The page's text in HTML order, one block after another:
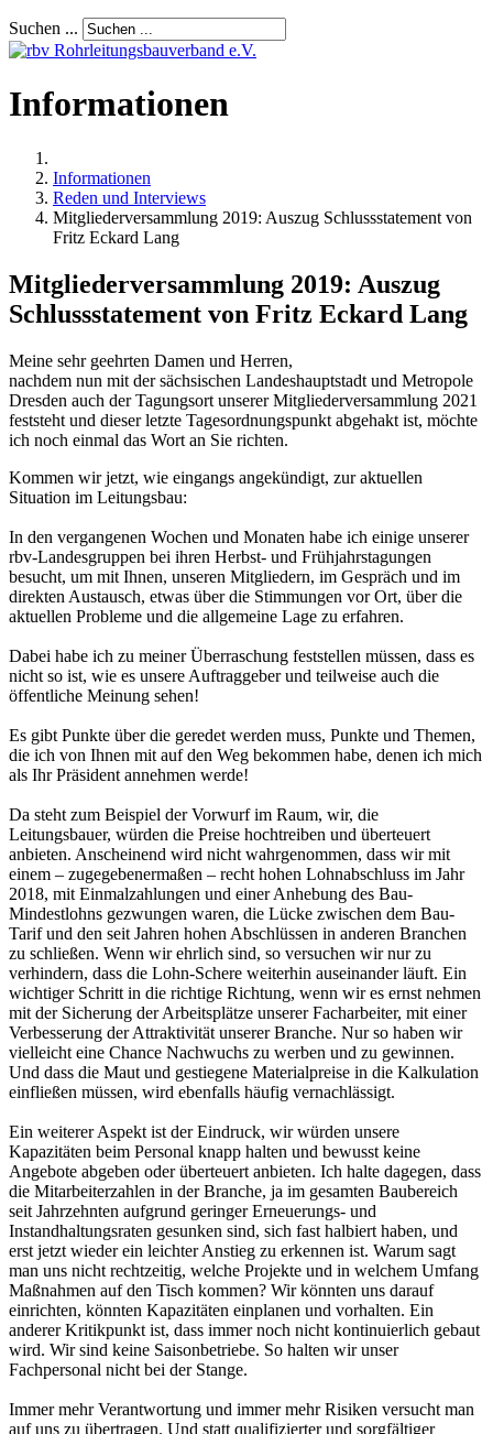
Suchen ...
Informationen
Informationen
Reden und Interviews
Mitgliederversammlung 2019: Auszug Schlussstatement von
Fritz Eckard Lang
Mitgliederversammlung 2019: Auszug
Schlussstatement von Fritz Eckard Lang
Meine sehr geehrten Damen und Herren,
nachdem nun mit der sächsischen Landeshauptstadt und Metropole
Dresden auch der Tagungsort unserer Mitgliederversammlung 2021
feststeht und dieser letzte Tagesordnungspunkt abgehakt ist, möchte
ich noch einmal das Wort an Sie richten.
Kommen wir jetzt, wie eingangs angekündigt, zur aktuellen
Situation im Leitungsbau:
In den vergangenen Wochen und Monaten habe ich einige unserer
rbv-Landesgruppen bei ihren Herbst- und Frühjahrstagungen
besucht, um mit Ihnen, unseren Mitgliedern, im Gespräch und im
direkten Austausch, etwas über die Stimmungen vor Ort, über die
aktuellen Probleme und die allgemeine Lage zu erfahren.
Dabei habe ich zu meiner Überraschung feststellen müssen, dass es
nicht so ist, wie es unsere Auftraggeber und teilweise auch die
öffentliche Meinung sehen!
Es gibt Punkte über die geredet werden muss, Punkte und Themen,
die ich von Ihnen mit auf den Weg bekommen habe, denen ich mich
als Ihr Präsident annehmen werde!
Da steht zum Beispiel der Vorwurf im Raum, wir, die
Leitungsbauer, würden die Preise hochtreiben und überteuert
anbieten. Anscheinend wird nicht wahrgenommen, dass wir mit
einem – zugegebenermaßen – recht hohen Lohnabschluss im Jahr
2018, mit Einmalzahlungen und einer Anhebung des Bau-
Mindestlohns gezwungen waren, die Lücke zwischen dem Bau-
Tarif und den seit Jahren hohen Abschlüssen in anderen Branchen
zu schließen. Wenn wir ehrlich sind, so versuchen wir nur zu
verhindern, dass die Lohn-Schere weiterhin auseinander läuft. Ein
wichtiger Schritt in die richtige Richtung, wenn wir es ernst nehmen
mit der Sicherung der Arbeitsplätze unserer Facharbeiter, mit einer
Verbesserung der Attraktivität unserer Branche. Nur so haben wir
vielleicht eine Chance Nachwuchs zu werben und zu gewinnen.
Und dass die Maut und gestiegene Materialpreise in die Kalkulation
einfließen müssen, wird ebenfalls häufig vernachlässigt.
Ein weiterer Aspekt ist der Eindruck, wir würden unsere
Kapazitäten beim Personal knapp halten und bewusst keine
Angebote abgeben oder überteuert anbieten. Ich halte dagegen, dass
die Mitarbeiterzahlen in der Branche, ja im gesamten Baubereich
seit Jahrzehnten aufgrund geringer Erneuerungs- und
Instandhaltungsraten gesunken sind, sich fast halbiert haben, und
erst jetzt wieder ein leichter Anstieg zu erkennen ist. Warum sagt
man uns nicht rechtzeitig, welche Projekte und in welchem Umfang
Maßnahmen auf den Tisch kommen? Wir könnten uns darauf
einrichten, könnten Kapazitäten einplanen und vorhalten. Ein
anderer Kritikpunkt ist, dass immer noch nicht kontinuierlich gebaut
wird. Wir sind keine Saisonbetriebe. So halten wir unser
Fachpersonal nicht bei der Stange.
Immer mehr Verantwortung und immer mehr Risiken versucht man
auf uns zu übertragen. Und statt qualifizierter und sorgfältiger